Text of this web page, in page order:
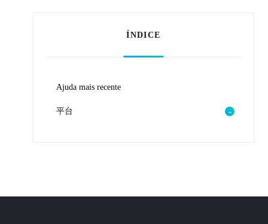
ÍNDICE
Ajuda mais recente
平台